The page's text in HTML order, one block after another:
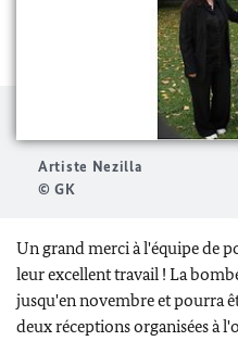
Artiste Nezilla
© GK
Un grand merci à l'équipe de
leur excellent travail ! La
jusqu'en novembre et pourra
deux réceptions organisées à